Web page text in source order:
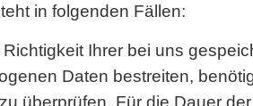
in folgenden Fällen:
Ihrer bei uns
Daten bestreiten,
überprüfen. Für die Dauer